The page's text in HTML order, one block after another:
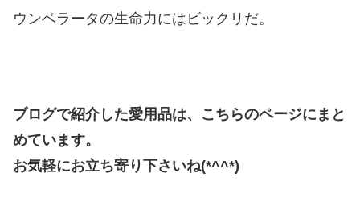
ウンベラータの生命力にはビックリだ。
ブログで紹介した愛用品は、こちらのページにまと
めています。
お気軽にお立ち寄り下さいね(*^^*)